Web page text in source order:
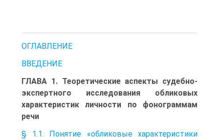
ОГЛАВЛЕНИЕ
ВВЕДЕНИЕ
ГЛАВА 1. Теоретические аспекты судебно-
экспертного исследования обликовых
характеристик личности по фонограммам
речи
§ 1.1. Понятие «обликовые характеристики